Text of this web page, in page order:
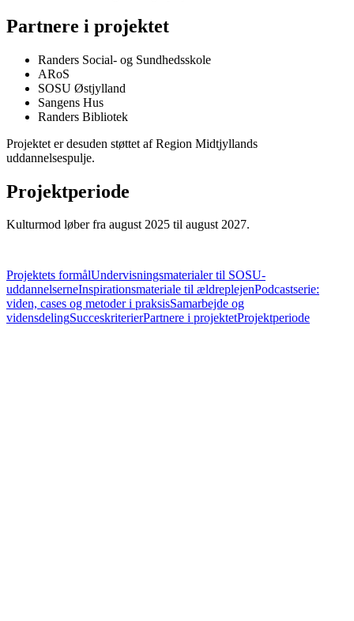
Partnere i projektet
Randers Social- og Sundhedsskole
ARoS
SOSU Østjylland
Sangens Hus
Randers Bibliotek
Projektet er desuden støttet af Region Midtjyllands
uddannelsespulje.
Projektperiode
Kulturmod løber fra august 2025 til august 2027.
Projektets formålUndervisningsmaterialer til SOSU-
uddannelserneInspirationsmateriale til ældreplejenPodcastserie:
viden, cases og metoder i praksisSamarbejde og
vidensdelingSucceskriterierPartnere i projektetProjektperiode